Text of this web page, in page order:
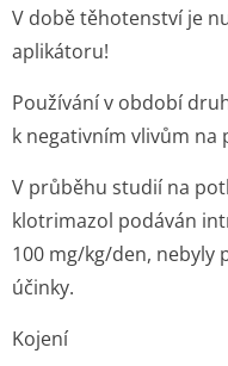
V době těhotenství je
aplikátoru!
Používání v období
k negativním vlivům na
V průběhu studií na
klotrimazol podáván
100 mg/kg/den, nebyly
účinky.
Kojení